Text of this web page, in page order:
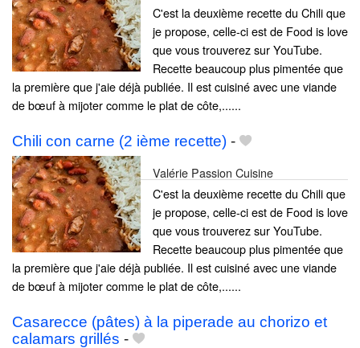
C'est la deuxième recette du Chili que
je propose, celle-ci est de Food is love
que vous trouverez sur YouTube.
Recette beaucoup plus pimentée que
la première que j'aie déjà publiée. Il est cuisiné avec une viande
de bœuf à mijoter comme le plat de côte,......
Chili con carne (2 ième recette) -
Valérie Passion Cuisine
C'est la deuxième recette du Chili que
je propose, celle-ci est de Food is love
que vous trouverez sur YouTube.
Recette beaucoup plus pimentée que
la première que j'aie déjà publiée. Il est cuisiné avec une viande
de bœuf à mijoter comme le plat de côte,......
Casarecce (pâtes) à la piperade au chorizo et
calamars grillés -